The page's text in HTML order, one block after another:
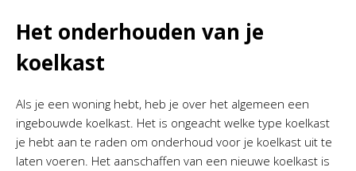
Het onderhouden van je
koelkast
Als je een woning hebt, heb je over het algemeen een
ingebouwde koelkast. Het is ongeacht welke type koelkast
je hebt aan te raden om onderhoud voor je koelkast uit te
laten voeren. Het aanschaffen van een nieuwe koelkast is